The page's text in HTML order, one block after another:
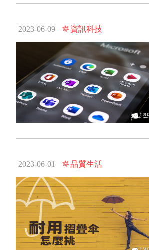
2023-06-09 資訊科技
2023-06-01 品質生活